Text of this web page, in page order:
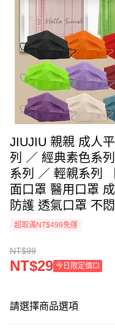
JIUJIU 親親 成人
列 ／ 經典素色系
系列 ／ 輕親系列
面口罩 醫用口罩
防護 透氣口罩 不
超取滿NT$499免運
NT$99
NT$29 今日限定價💥
請選擇商品選項